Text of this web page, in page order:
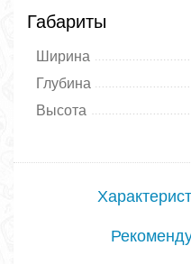
Габариты
Ширина
Глубина
Высота